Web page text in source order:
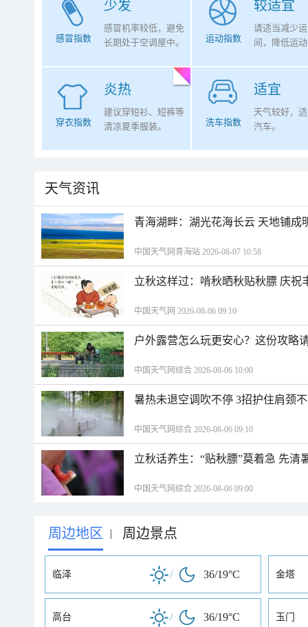
少发
感冒指数
感冒机率较低，避免
长期处于空调屋中。
较适宜
运动指数
请适当减少
间，降低运
炎热
穿衣指数
建议穿短衫、短裤等
清凉夏季服装。
适宜
洗车指数
天气较好，
汽车。
天气资讯
青海湖畔：湖光花海长云 天地铺成
中国天气网青海站 2026-08-07 10:58
立秋这样过：啃秋晒秋贴秋膘 庆祝
中国天气网 2026-08-06 09:10
户外露营怎么玩更安心？这份攻略
中国天气网综合 2026-08-06 10:00
暑热未退空调吹不停 3招护住肩颈
中国天气网综合 2026-08-06 09:10
立秋话养生：“贴秋膘”莫着急 先清
中国天气网综合 2026-08-06 09:00
周边地区 | 周边景点
临泽 / 36/19°C 金塔
高台 / 36/19°C 玉门